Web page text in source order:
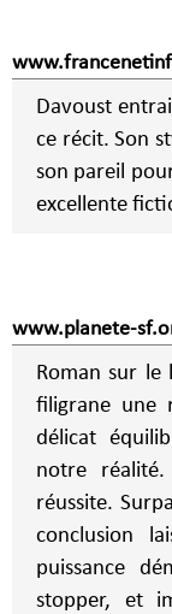
Davoust
ce récit. Son
son pareil
excellente
www.planete-
Roman sur le
filigrane une
délicat
notre réalité. "Léviathan, la nuit" est une grande
réussite.
conclusion
puissance
stopper, et